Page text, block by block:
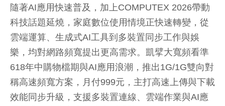
隨著AI應用快速普及，加上COMPUTEX 2026帶動
科技話題延燒，家庭數位使用情境正快速轉變，從
雲端運算、生成式AI工具到多裝置同步工作與娛
樂，均對網路頻寬提出更高需求。凱擘大寬頻看準
618年中購物檔期與AI應用浪潮，推出1G/1G雙向對
稱高速頻寬方案，月付999元，主打高速上傳與下載
效能同步升級，支援多裝置連線、雲端作業與AI應